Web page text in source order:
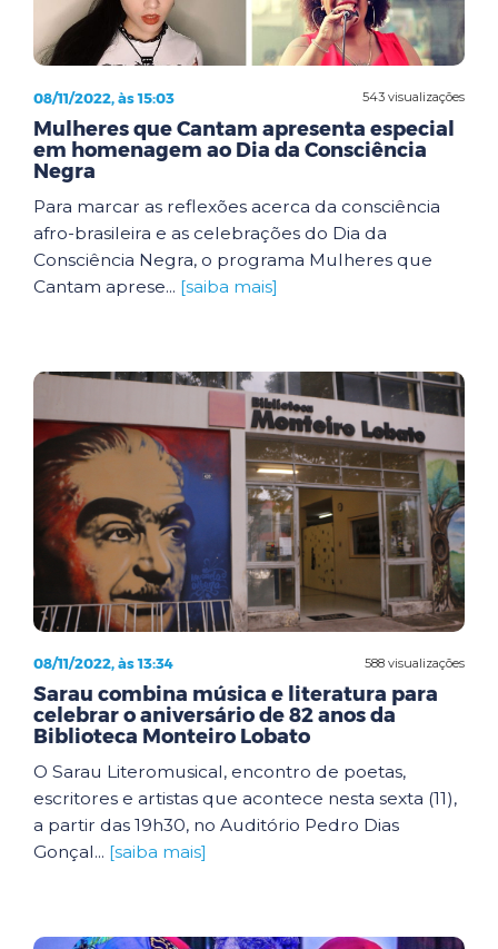
543 visualizações
08/11/2022, às 15:03
Mulheres que Cantam apresenta especial
em homenagem ao Dia da Consciência
Negra
Para marcar as reflexões acerca da consciência
afro-brasileira e as celebrações do Dia da
Consciência Negra, o programa Mulheres que
Cantam aprese... [saiba mais]
588 visualizações
08/11/2022, às 13:34
Sarau combina música e literatura para
celebrar o aniversário de 82 anos da
Biblioteca Monteiro Lobato
O Sarau Literomusical, encontro de poetas,
escritores e artistas que acontece nesta sexta (11),
a partir das 19h30, no Auditório Pedro Dias
Gonçal... [saiba mais]